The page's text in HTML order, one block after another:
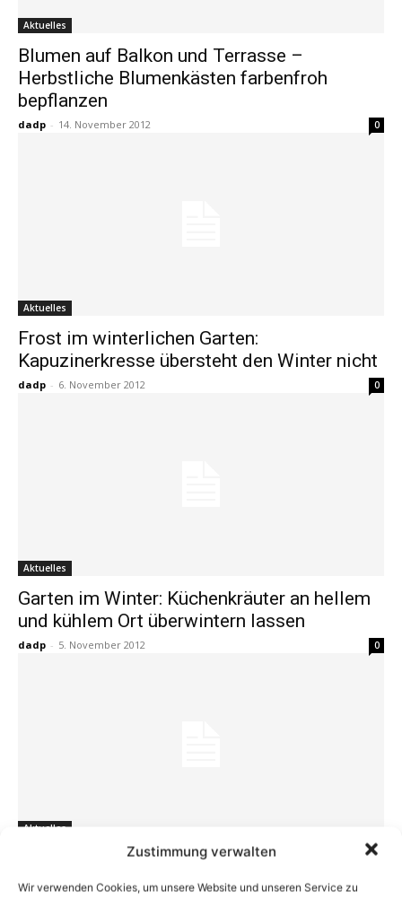
Zustimmung verwalten
Wir verwenden Cookies, um unsere Website und unseren Service zu
Aktuelles
Blumen auf Balkon und Terrasse –
Herbstliche Blumenkästen farbenfroh
bepflanzen
dadp - 14. November 2012 0
Aktuelles
Frost im winterlichen Garten:
Kapuzinerkresse übersteht den Winter nicht
dadp - 6. November 2012 0
Aktuelles
Garten im Winter: Küchenkräuter an hellem
und kühlem Ort überwintern lassen
dadp - 5. November 2012 0
Aktuelles
Garten: Frost schadet Hyazinthen vor allem
in Kübeln